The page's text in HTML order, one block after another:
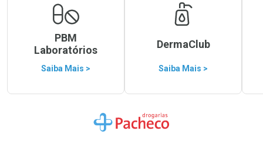
PBM
Laboratórios
Saiba Mais >
DermaClub
Saiba Mais >
Ir para a Home